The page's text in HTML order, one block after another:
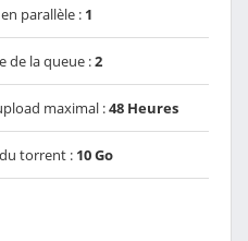
parallèle : 1
de la queue :2
maximal :48 Heures
torrent : 10 Go